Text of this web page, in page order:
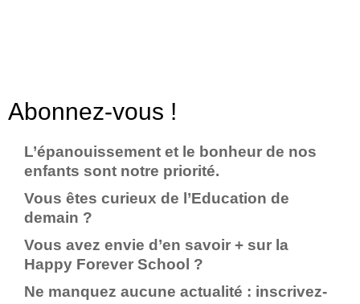
Abonnez-vous !
L’épanouissement et le bonheur de nos
enfants sont notre priorité.
Vous êtes curieux de l’Education de
demain ?
Vous avez envie d’en savoir + sur la
Happy Forever School ?
Ne manquez aucune actualité : inscrivez-